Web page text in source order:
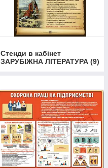
Стенди в кабінет
ЗАРУБІЖНА ЛІТЕРАТУРА (9)